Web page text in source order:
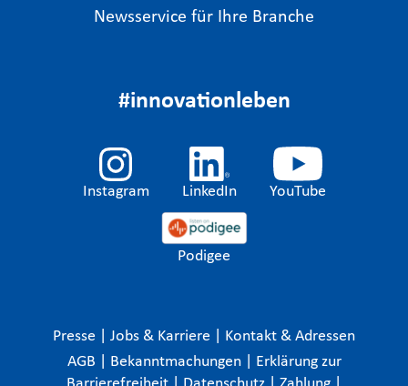
Newsservice für Ihre Branche
#innovationleben
Instagram LinkedIn YouTube
Podigee
Presse Jobs & Karriere
Kontakt & Adressen
AGB
Bekanntmachungen
Erklärung zur